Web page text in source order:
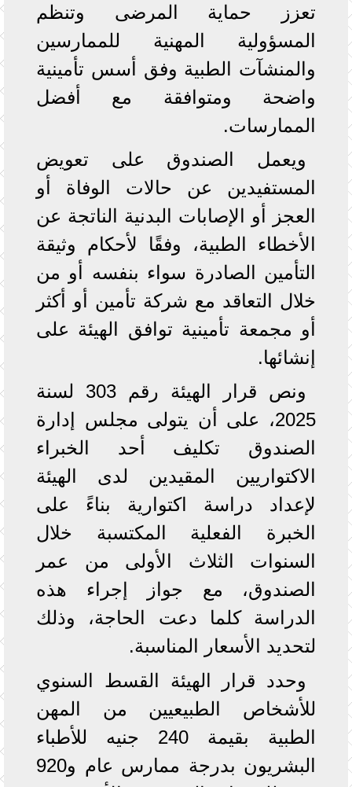
تعزز حماية المرضى وتنظم
المسؤولية المهنية للممارسين
والمنشآت الطبية وفق أسس تأمينية
واضحة ومتوافقة مع أفضل
الممارسات.
ويعمل الصندوق على تعويض
المستفيدين عن حالات الوفاة أو
العجز أو الإصابات البدنية الناتجة عن
الأخطاء الطبية، وفقًا لأحكام وثيقة
التأمين الصادرة سواء بنفسه أو من
خلال التعاقد مع شركة تأمين أو أكثر
أو مجمعة تأمينية توافق الهيئة على
إنشائها.
ونص قرار الهيئة رقم 303 لسنة
2025، على أن يتولى مجلس إدارة
الصندوق تكليف أحد الخبراء
الاكتواريين المقيدين لدى الهيئة
لإعداد دراسة اكتوارية بناءً على
الخبرة الفعلية المكتسبة خلال
السنوات الثلاث الأولى من عمر
الصندوق، مع جواز إجراء هذه
الدراسة كلما دعت الحاجة، وذلك
لتحديد الأسعار المناسبة.
وحدد قرار الهيئة القسط السنوي
للأشخاص الطبيعيين من المهن
الطبية بقيمة 240 جنيه للأطباء
البشريون بدرجة ممارس عام و920